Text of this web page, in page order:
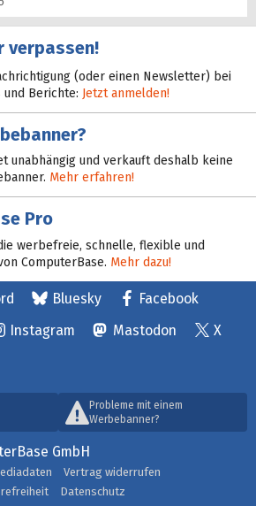
verpassen!
(oder einen Newsletter) bei
und Berichte: Jetzt anmelden!
unabhängig und verkauft deshalb keine
Mehr erfahren!
Pro
werbefreie, schnelle, flexible und
ComputerBase. Mehr dazu!
Bluesky
Facebook
Instagram Mastodon
X
Probleme mit einem
Werbebanner?
GmbH
Vertrag widerrufen
Datenschutz